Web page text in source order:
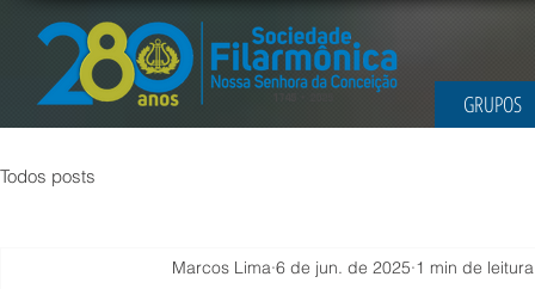
GRUPOS
Todos posts
Marcos Lima 6 de jun. de 2025 1 min de leitura